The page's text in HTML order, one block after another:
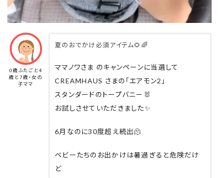
0歳ふたごと4
歳と7歳・女の
子ママ
夏のおでかけ必須アイテム🌻🌈
ママノワさま のキャンペーンに当選して
CREAMHAUS さまの「エアモン2」
スタンダードのトープバニー🐰
お試しさせていただきました✨
6月なのに30度超え続出🫠
ベビーたちのお出かけは暑過ぎると危険だけ
ど